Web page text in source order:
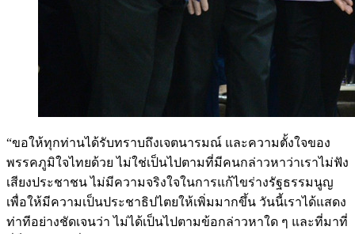
“ขอให้ทุกท่านได้รับทราบถึงเจตนารมณ์ และความตั้งใจของ
พรรคภูมิใจไทยด้วย ไม่ใช่เป็นไปตามที่มีคนกล่าวหาว่าเราไม่ฟัง
เสียงประชาชน ไม่มีความจริงใจในการแก้ไขร่างรัฐธรรมนูญ
เพื่อให้มีความเป็นประชาธิปไตยให้เพิ่มมากขึ้น วันนี้เราได้แสดง
ท่าทีอย่างชัดเจนว่า ไม่ได้เป็นไปตามข้อกล่าวหาใด ๆ และที่มาที่